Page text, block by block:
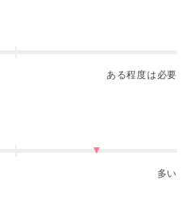
ある程度は必要
多い